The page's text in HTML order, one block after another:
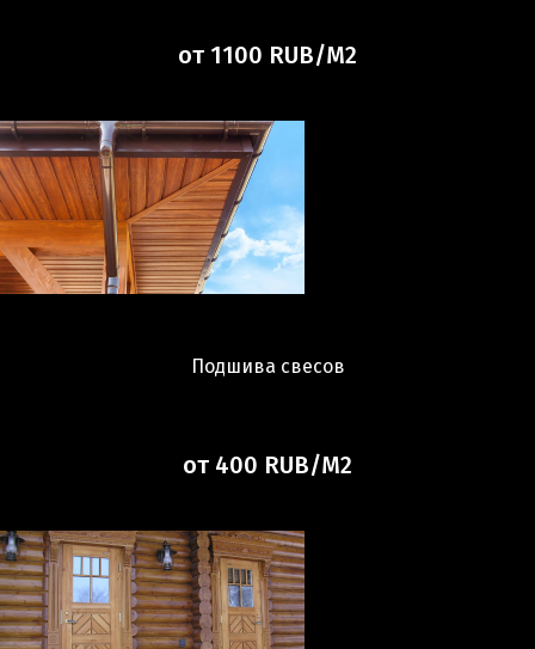
от 1100 RUB/М2
Подшива свесов
от 400 RUB/М2